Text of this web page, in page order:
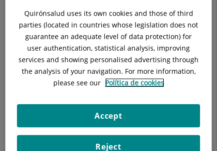
Hospital Universitari General de Catalunya - Grupo
Quirónsalud
Quirónsalud uses its own cookies and those of third
parties (located in countries whose legislation does not
guarantee an adequate level of data protection) for
user authentication, statistical analysis, improving
services and showing personalised advertising through
the analysis of your navigation. For more information,
please see our Política de cookies
Reject
Accept